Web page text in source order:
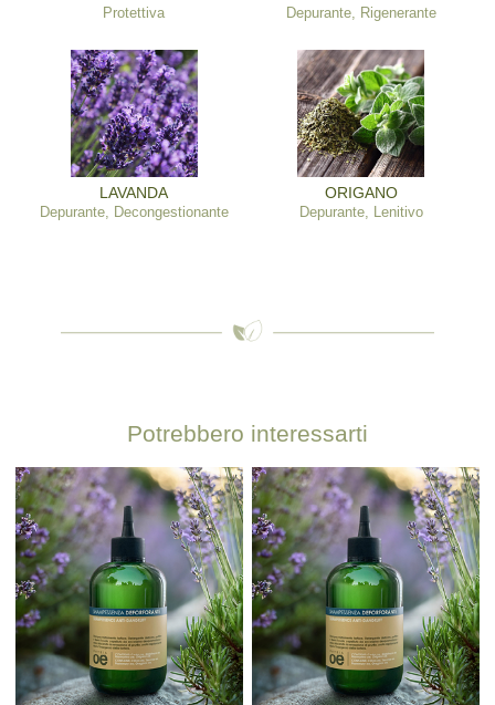
Protettiva Depurante, Rigenerante
LAVANDA
Depurante, Decongestionante
ORIGANO
Depurante, Lenitivo
Potrebbero interessarti